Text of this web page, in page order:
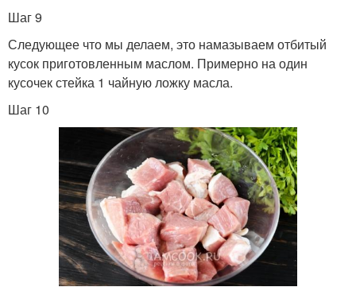
Шаг 9
Следующее что мы делаем, это намазываем отбитый
кусок приготовленным маслом. Примерно на один
кусочек стейка 1 чайную ложку масла.
Шаг 10